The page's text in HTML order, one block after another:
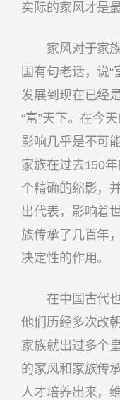
实际的家风才是
家风对于家族
国有句老话，说
发展到现在已经
“富”天下。在今
影响几乎是不可
家族在过去150
个精确的缩影，
出代表，影响着
族传承了几百年
决定性的作用。
在中国古代也
他们历经多次改
家族就出过多个
的家风和家族传
人才培养出来，